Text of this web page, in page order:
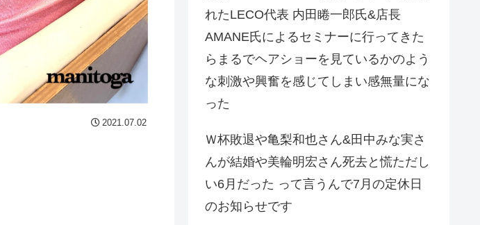
2021.07.02
れたLECO代表 内田睠一郎氏&店長
AMANE氏によるセミナーに行ってきた
らまるでヘアショーを見ているかのよう
な刺激や興奮を感じてしまい感無量にな
った
Ｗ杯敗退や亀梨和也さん&田中みな実さ
んが結婚や美輪明宏さん死去と慌ただし
い6月だった って言うんで7月の定休日
のお知らせです